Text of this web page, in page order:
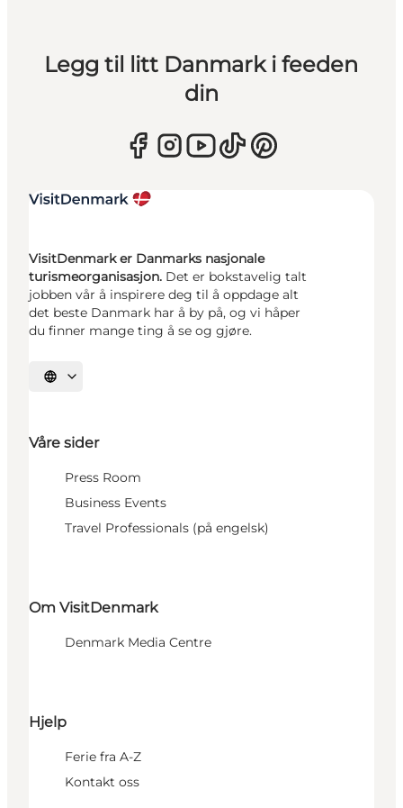
Legg til litt Danmark i feeden
din
VisitDenmark er Danmarks nasjonale
turismeorganisasjon. Det er bokstavelig talt
jobben vår å inspirere deg til å oppdage alt
det beste Danmark har å by på, og vi håper
du finner mange ting å se og gjøre.
Velg språk
Våre sider
Press Room
Business Events
Travel Professionals (på engelsk)
Om VisitDenmark
Denmark Media Centre
Hjelp
Ferie fra A-Z
Kontakt oss